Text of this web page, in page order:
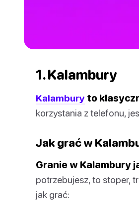
1. Kalambury
Kalambury to
korzystania z telefonu,
Jak grać w
Granie w Kalambury
potrzebujesz, to stoper,
jak grać: